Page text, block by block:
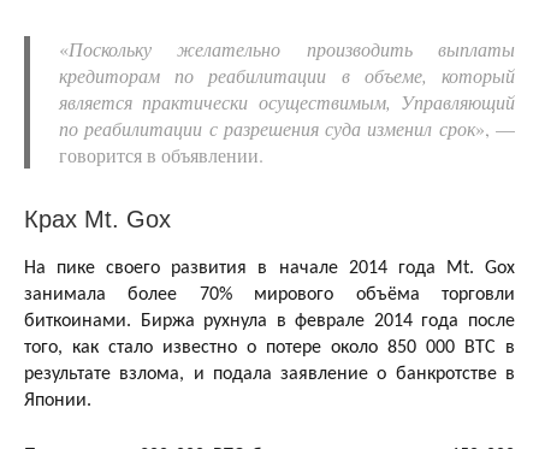
«Поскольку желательно производить выплаты
кредиторам по реабилитации в объеме, который
является практически осуществимым, Управляющий
по реабилитации с разрешения суда изменил срок», —
говорится в объявлении.
Крах Mt. Gox
На пике своего развития в начале 2014 года Mt. Gox
занимала более 70% мирового объёма торговли
биткоинами. Биржа рухнула в феврале 2014 года после
того, как стало известно о потере около 850 000 BTC в
результате взлома, и подала заявление о банкротстве в
Японии.